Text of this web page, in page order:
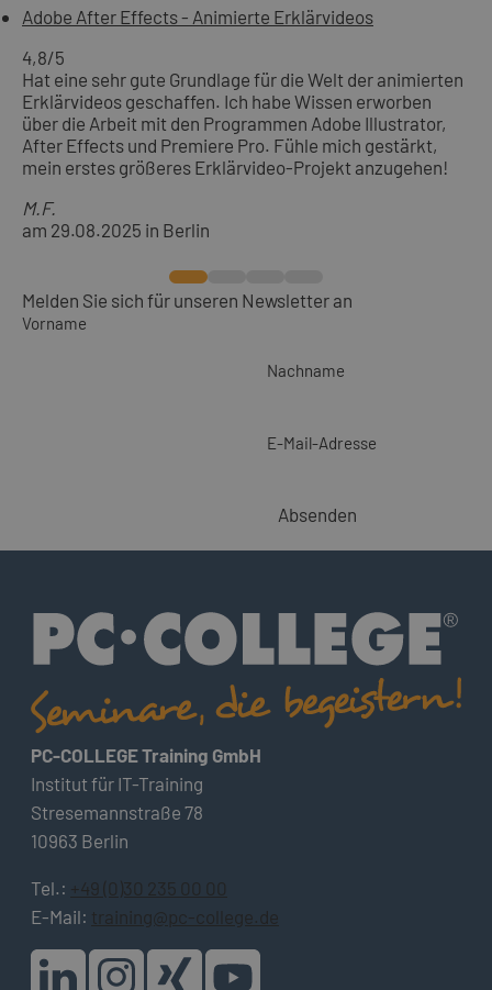
Adobe After Effects - Animierte Erklärvideos
4,8/5
Hat eine sehr gute Grundlage für die Welt der animierten
Erklärvideos geschaffen. Ich habe Wissen erworben
über die Arbeit mit den Programmen Adobe Illustrator,
After Effects und Premiere Pro. Fühle mich gestärkt,
mein erstes größeres Erklärvideo-Projekt anzugehen!
M.F.
am 29.08.2025 in Berlin
Melden Sie sich für unseren Newsletter an
Vorname
Nachname
E-Mail-Adresse
Absenden
PC-COLLEGE Training GmbH
Institut für IT-Training
Stresemannstraße 78
10963 Berlin
Tel.: +49 (0)30 235 00 00
E-Mail: training@pc-college.de